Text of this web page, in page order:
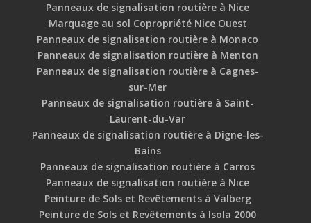
Panneaux de signalisation routière à Nice
Marquage au sol Copropriété Nice Ouest
Panneaux de signalisation routière à Monaco
Panneaux de signalisation routière à Menton
Panneaux de signalisation routière à Cagnes-
sur-Mer
Panneaux de signalisation routière à Saint-
Laurent-du-Var
Panneaux de signalisation routière à Digne-les-
Bains
Panneaux de signalisation routière à Carros
Panneaux de signalisation routière à Nice
Peinture de Sols et Revêtements à Valberg
Peinture de Sols et Revêtements à Isola 2000